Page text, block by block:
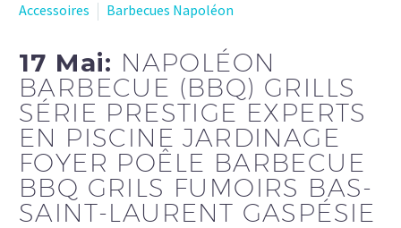
Accessoires
Barbecues Napoléon
17 Mai: NAPOLÉON
BARBECUE (BBQ) GRILLS
SÉRIE PRESTIGE EXPERTS
EN PISCINE JARDINAGE
FOYER POÊLE BARBECUE
BBQ GRILS FUMOIRS BAS-
SAINT-LAURENT GASPÉSIE